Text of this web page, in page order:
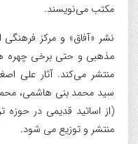
مکتب می‌نویسند.
نشر «آفاق» و مرکز فرهنگی
مذهبی و حتی برخی چهره
منتشر می‌کند. آثار علی
سید محمد بنی هاشمی،
(از اساتید قدیمی در حوزه
منتشر و توزیع می شود.